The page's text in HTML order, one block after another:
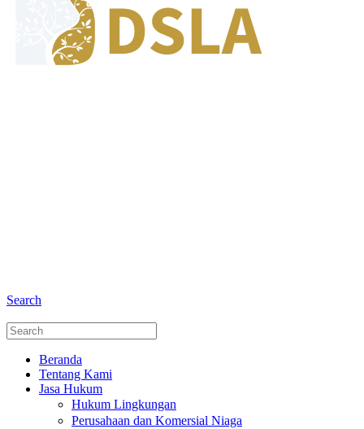
Search
Beranda
Tentang Kami
Jasa Hukum
Hukum Lingkungan
Perusahaan dan Komersial Niaga